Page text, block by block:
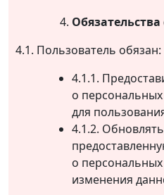
Обязательства
4.1. Пользователь обязан:
4.1.1.
о
для
4.1.2.
о
изменения